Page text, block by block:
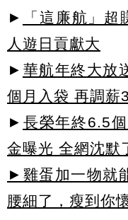
►
「這廉航」
人遊日貢獻大
► 華航年終大放
個月入袋 再調薪
► 長榮年終6.5
金曝光 全網沈默
►雞蛋加一物就
腰細了，瘦到你